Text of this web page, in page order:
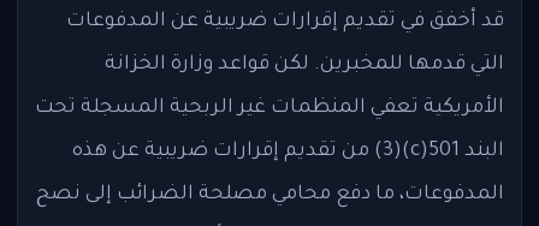
قد أخفق في تقديم إقرارات ضريبية عن المدفوعات
التي قدمها للمخبرين. لكن قواعد وزارة الخزانة
الأمريكية تعفي المنظمات غير الربحية المسجلة تحت
البند 501(c)(3) من تقديم إقرارات ضريبية عن هذه
المدفوعات، ما دفع محامي مصلحة الضرائب إلى نصح